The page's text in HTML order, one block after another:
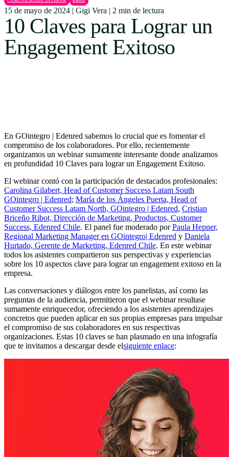
Uruguay
USA
15 de mayo de 2024 | Gigi Vera | 2 min de lectura
10 Claves para Lograr un
Engagement Exitoso
En GOintegro | Edenred sabemos lo crucial que es fomentar el
compromiso de los colaboradores. Por ello, recientemente
organizamos un webinar sumamente interesante donde analizamos
en profundidad 10 Claves para lograr un Engagement Exitoso.
El webinar contó con la participación de destacados profesionales:
Carolina Gilabert, Head of Customer Success Latam South
GOintegro | Edenred; María de los Ángeles Puerta, Head of
Customer Success Latam North, GOintegro | Edenred, Cristian
Briceño Ribot, Dirección de Marketing, Productos, Customer
Success, Edenred Chile. El panel fue moderado porPaula Hepner,
Regional Marketing Manager en GOintegro| Edenred y Daniela
Hurtado, Gerente de Marketing, Edenred Chile. En este webinar
todos los asistentes compartieron sus perspectivas y experiencias
sobre los 10 aspectos clave para lograr un engagement exitoso en la
empresa.
Las conversaciones y diálogos entre los panelistas, así como las
preguntas de la audiencia, permitieron que el webinar resultase
sumamente enriquecedor, ofreciendo a los asistentes aprendizajes
concretos que pueden aplicar en sus propias empresas para impulsar
el compromiso de sus colaboradores en sus respectivas
organizaciones. Estas 10 claves se han plasmado en una infografía
que te invitamos a descargar desde elsiguiente enlace: